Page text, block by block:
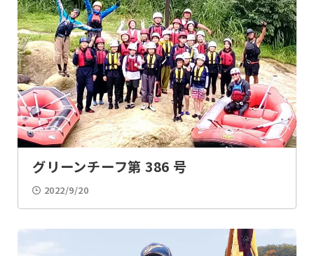
計測 座標
BP祭 表彰
上進式 ちかいの式
式典・記念式 入団説明会
グリーンチーフ第 386 号
2022/9/20